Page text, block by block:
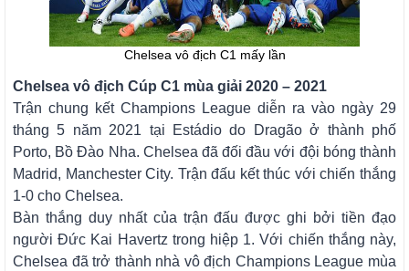
Chelsea vô địch C1 mấy lần
Chelsea vô địch Cúp C1 mùa giải 2020 – 2021
Trận chung kết Champions League diễn ra vào ngày 29
tháng 5 năm 2021 tại Estádio do Dragão ở thành phố
Porto, Bồ Đào Nha. Chelsea đã đối đầu với đội bóng thành
Madrid, Manchester City. Trận đấu kết thúc với chiến thắng
1-0 cho Chelsea.
Bàn thắng duy nhất của trận đấu được ghi bởi tiền đạo
người Đức Kai Havertz trong hiệp 1. Với chiến thắng này,
Chelsea đã trở thành nhà vô địch Champions League mùa